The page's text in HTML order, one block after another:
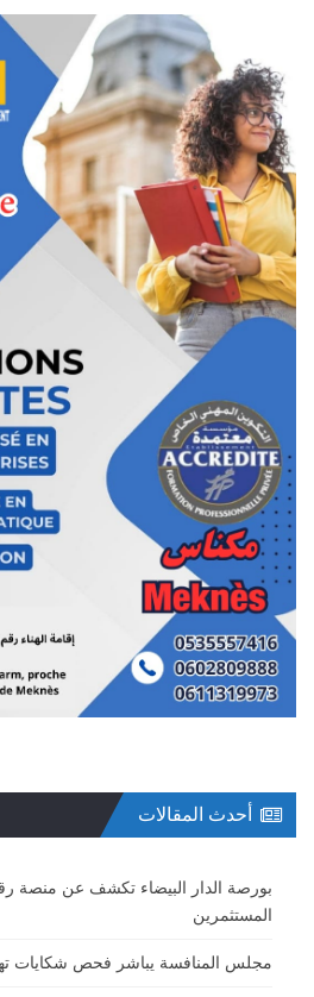
أحدث المقالات
بورصة الدار البيضاء تكشف عن منصة
المستثمرين
مجلس المنافسة يباشر فحص شكايات